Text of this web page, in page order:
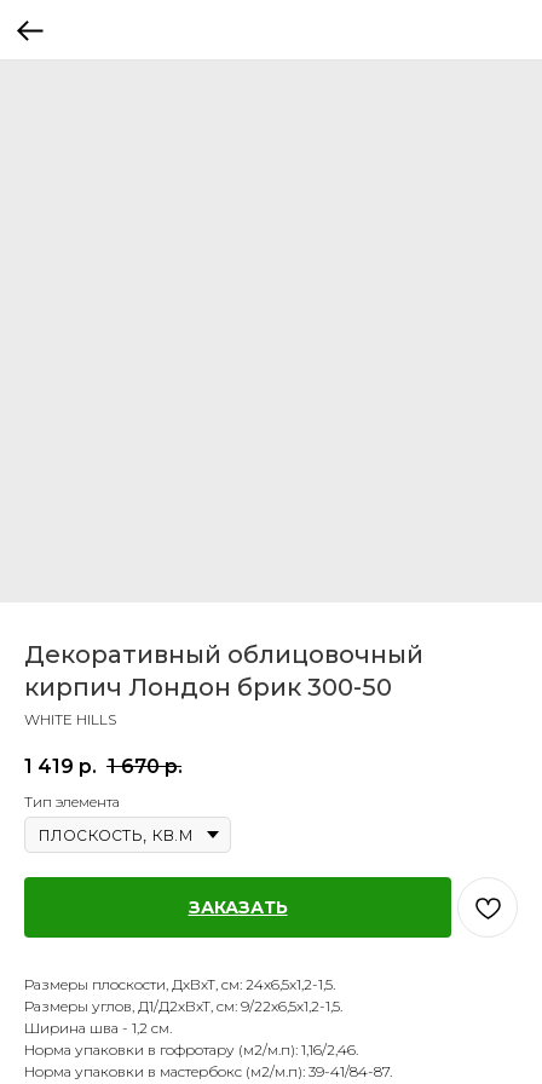
Декоративный облицовочный
кирпич Лондон брик 300-50
WHITE HILLS
1 419 р. 1 670 р.
Тип элемента
ЗАКАЗАТЬ
Размеры плоскости, ДхВхТ, см: 24х6,5х1,2-1,5.
Размеры углов, Д1/Д2хВхТ, см: 9/22х6,5х1,2-1,5.
Ширина шва - 1,2 см.
Норма упаковки в гофротару (м2/м.п): 1,16/2,46.
Норма упаковки в мастербокс (м2/м.п): 39-41/84-87.